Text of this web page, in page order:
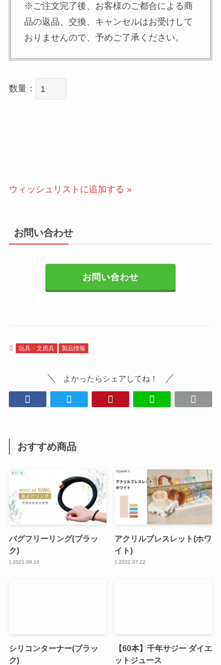
※ご注文完了後、お客様のご都合による商
品の返品、交換、キャンセルはお受けして
おりませんので、予めご了承ください。
数量：
ウィッシュリストに追加する »
お問い合わせ
お問い合わせ
玩具・文房具 製品情報
よかったらシェアしてね！
おすすめ商品
バグフリーリング(ブラッ
ク)
2021.08.10
アクリルブレスレット(ホワ
イト)
2022.07.22
シリコンターナー(ブラッ
ク)
【60本】千年サジー ダイエ
ットジュース